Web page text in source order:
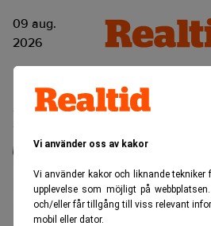
Vi använder oss av kakor
Vi använder kakor och liknande
upplevelse som möjligt på
och/eller får tillgång till viss relevant
mobil eller dator.
09 aug.
2026